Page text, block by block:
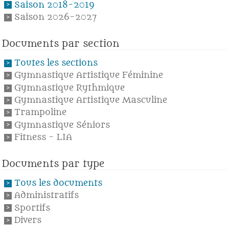
Saison 2018-2019
Saison 2026-2027
Documents par section
Toutes les sections
Gymnastique Artistique Féminine
Gymnastique Rythmique
Gymnastique Artistique Masculine
Trampoline
Gymnastique Séniors
Fitness - LIA
Documents par type
Tous les documents
Administratifs
Sportifs
Divers